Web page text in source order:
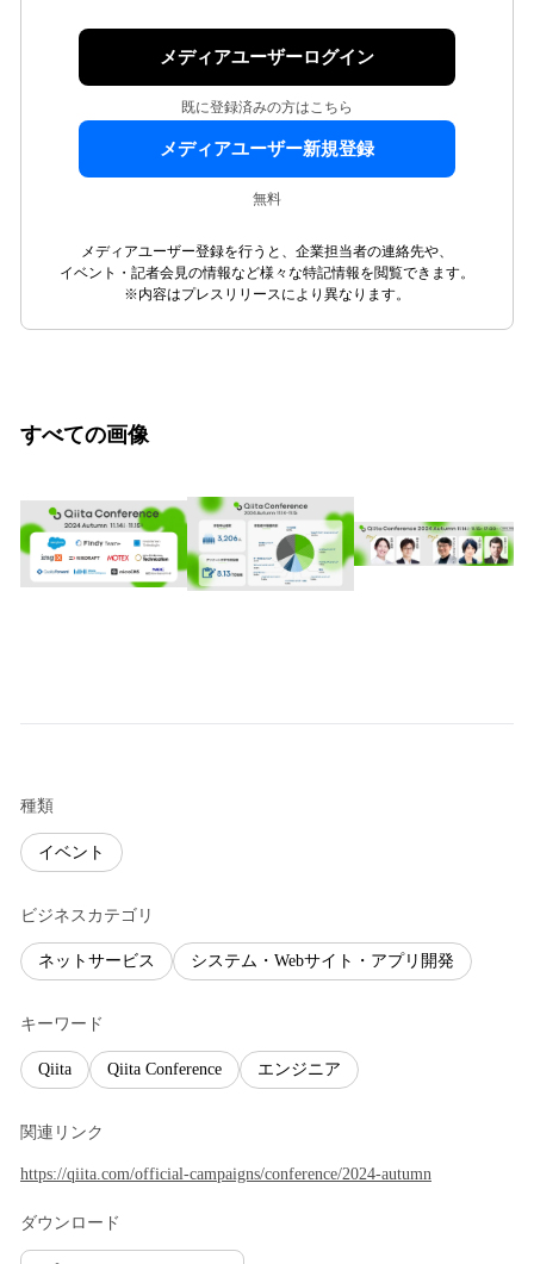
メディアユーザーログイン
既に登録済みの方はこちら
メディアユーザー新規登録
無料
メディアユーザー登録を行うと、企業担当者の連絡先や、
イベント・記者会見の情報など様々な特記情報を閲覧できます。
※内容はプレスリリースにより異なります。
すべての画像
種類
イベント
ビジネスカテゴリ
ネットサービス システム・Webサイト・アプリ開発
キーワード
Qiita Qiita Conference エンジニア
関連リンク
https://qiita.com/official-campaigns/conference/2024-autumn
ダウンロード